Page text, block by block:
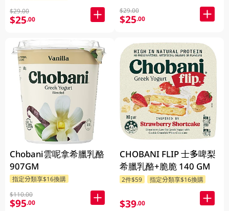
$29.00
$25.00
Chobani雲呢拿希臘乳酪
907GM
指定分類享$16換購
$110.00
$95.00
$29.00
$25.00
CHOBANI FLIP 士多啤梨
希臘乳酪+脆脆 140 GM
2件$59 指定分類享$16換購
$39.00